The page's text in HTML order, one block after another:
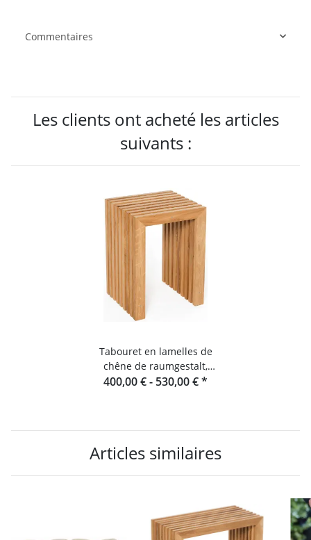
Commentaires
Les clients ont acheté les articles
suivants :
Tabouret en lamelles de
chêne de raumgestalt,
originaire de la Forêt-Noire
400,00 € - 530,00 €*
Articles similaires